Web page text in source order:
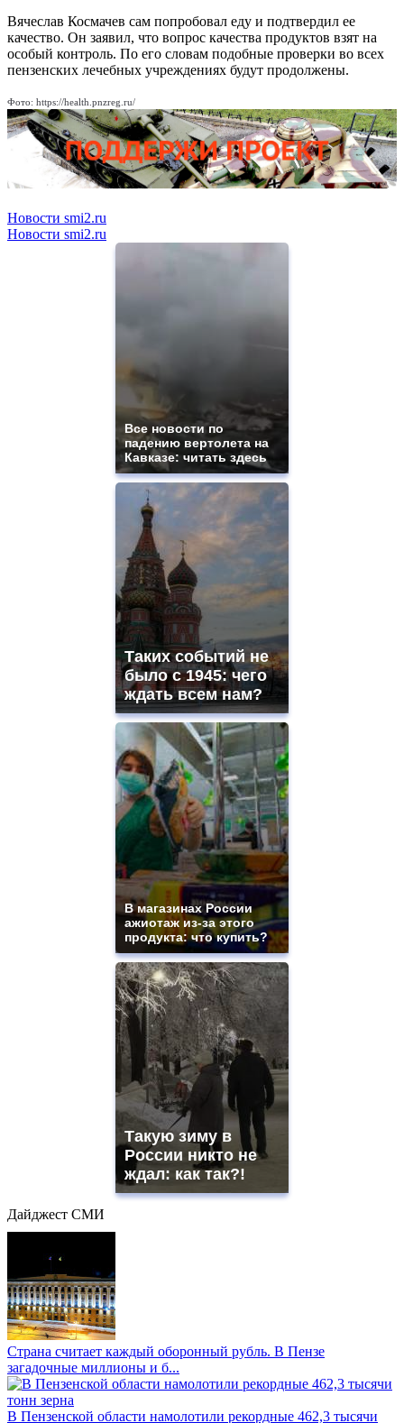
Вячеслав Космачев сам попробовал еду и подтвердил ее
качество. Он заявил, что вопрос качества продуктов взят на
особый контроль. По его словам подобные проверки во всех
пензенских лечебных учреждениях будут продолжены.
Фото: https://health.pnzreg.ru/
Новости smi2.ru
Новости smi2.ru
Все новости по
падению вертолета на
Кавказе: читать здесь
Таких событий не
было с 1945: чего
ждать всем нам?
В магазинах России
ажиотаж из-за этого
продукта: что купить?
Такую зиму в
России никто не
ждал: как так?!
Дайджест СМИ
Страна считает каждый оборонный рубль. В Пензе
загадочные миллионы и б...
В Пензенской области намолотили рекордные 462,3 тысячи